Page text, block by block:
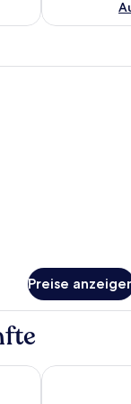
mit einem
Preise
Venezia